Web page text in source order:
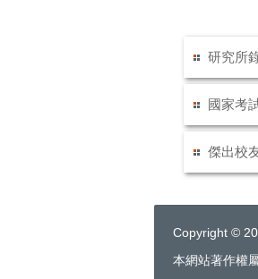
研究所
國家考
傑出校
Copyright ©
本網站著作權